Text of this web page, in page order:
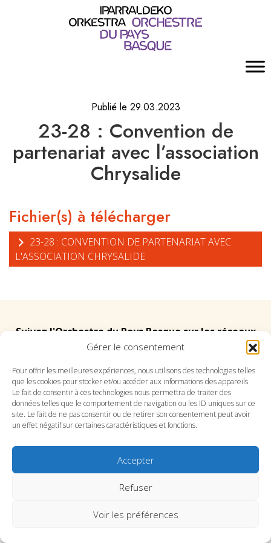
Gérer le consentement
Pour offrir les meilleures expériences, nous utilisons des technologies telles
que les cookies pour stocker et/ou accéder aux informations des appareils.
Le fait de consentir à ces technologies nous permettra de traiter des
données telles que le comportement de navigation ou les ID uniques sur ce
site. Le fait de ne pas consentir ou de retirer son consentement peut avoir
un effet négatif sur certaines caractéristiques et fonctions.
Accepter
Refuser
Voir les préférences
Publié le 29.03.2023
23-28 : Convention de
partenariat avec l’association
Chrysalide
Fichier(s) à télécharger
23-28 : CONVENTION DE PARTENARIAT AVEC
L'ASSOCIATION CHRYSALIDE
Suivez l'Orchestre du Pays Basque sur les réseaux
Suivez le conservatoire du Pays Basque sur les
réseaux
SITE DU CONSERVATOIRE